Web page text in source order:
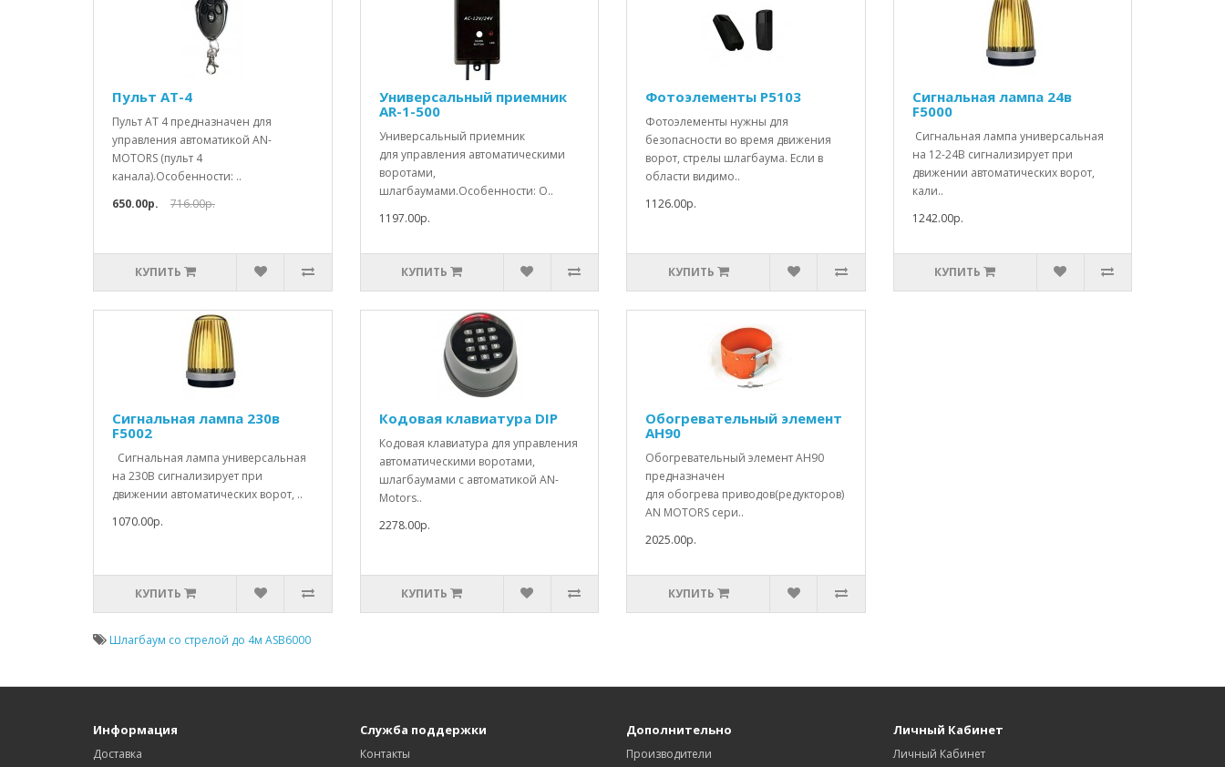
Пульт AT-4
Пульт AT 4 предназначен для
управления автоматикой AN-
MOTORS (пульт 4
канала).Особенности: ..
650.00р.
716.00р.
КУПИТЬ
Универсальный приемник
AR-1-500
Универсальный приемник
для управления автоматическими
воротами,
шлагбаумами.Особенности: О..
1197.00р.
КУПИТЬ
Фотоэлементы P5103
Фотоэлементы нужны для
безопасности во время движения
ворот, стрелы шлагбаума. Если в
области видимо..
1126.00р.
КУПИТЬ
Сигнальная лампа 24в
F5000
Сигнальная лампа универсальная
на 12-24В сигнализирует при
движении автоматических ворот,
кали..
1242.00р.
КУПИТЬ
Сигнальная лампа 230в
F5002
Сигнальная лампа универсальная
на 230В сигнализирует при
движении автоматических ворот, ..
1070.00р.
КУПИТЬ
Кодовая клавиатура DIP
Кодовая клавиатура для управления
автоматическими воротами,
шлагбаумами с автоматикой AN-
Motors..
2278.00р.
КУПИТЬ
Обогревательный элемент
AH90
Обогревательный элемент AH90
предназначен
для обогрева приводов(редукторов)
AN MOTORS сери..
2025.00р.
КУПИТЬ
Шлагбаум со стрелой до 4м ASB6000
Информация
Доставка
Служба поддержки
Контакты
Дополнительно
Производители
Личный Кабинет
Личный Кабинет